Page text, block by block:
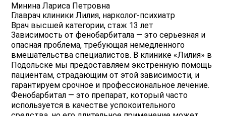
Минина Лариса Петровна
Главрач клиники Лилия, нарколог-психиатр
Врач высшей категории, стаж 13 лет
Зависимость от фенобарбитала — это серьезная и
опасная проблема, требующая немедленного
вмешательства специалистов. В клинике «Лилия» в
Подольске мы предоставляем экстренную помощь
пациентам, страдающим от этой зависимости, и
гарантируем срочное и профессиональное лечение.
Фенобарбитал — это препарат, который часто
используется в качестве успокоительного